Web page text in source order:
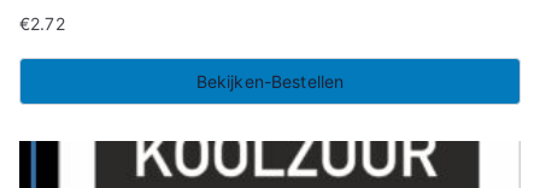
€2.72
Bekijken-Bestellen